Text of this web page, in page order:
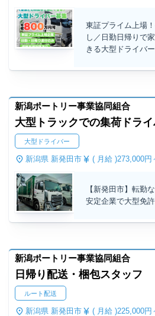
東証プライム上場
し／日勤日帰りで
きる大型ドライバー
新潟ポートリー事業協同組合
大型トラックでの集荷ドラ
大型ドライバー
新潟県 新発田市 ( 月給 )273,000円
【新発田市】転勤
安定企業で大型免
新潟ポートリー事業協同組合
日帰り配送・梱包スタッフ
ルート配送
新潟県 新発田市 ( 月給 )225,000円